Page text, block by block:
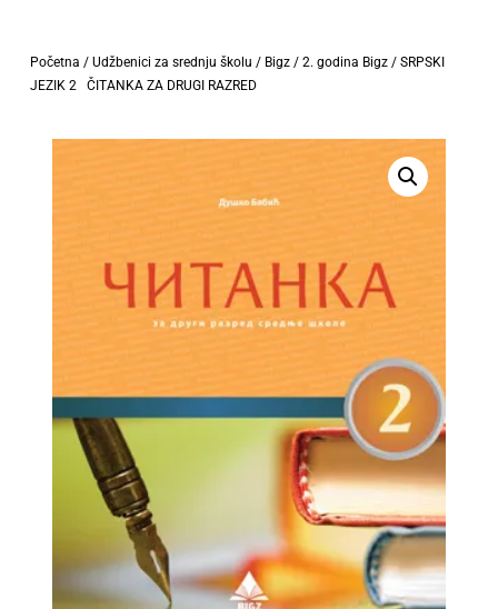
Početna / Udžbenici za srednju školu / Bigz/ 2. godina Bigz/ SRPSKI
JEZIK 2 ČITANKA ZA DRUGI RAZRED